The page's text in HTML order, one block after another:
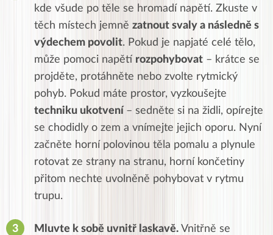
kde všude po těle se hromadí napětí. Zkuste v
těch místech jemně zatnout svaly a následně s
výdechem povolit. Pokud je napjaté celé tělo,
může pomoci napětí rozpohybovat – krátce se
projděte, protáhněte nebo zvolte rytmický
pohyb. Pokud máte prostor, vyzkoušejte
techniku ukotvení – sedněte si na židli, opírejte
se chodidly o zem a vnímejte jejich oporu. Nyní
začněte horní polovinou těla pomalu a plynule
rotovat ze strany na stranu, horní končetiny
přitom nechte uvolněně pohybovat v rytmu
trupu.
Mluvte k sobě uvnitř laskavě. Vnitřně se